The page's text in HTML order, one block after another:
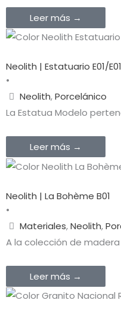
Leer más →
Neolith | Estatuario E01/
•
Neolith,Porcelánico
La Estatua Modelo
Leer más →
Neolith | La Bohème B01
•
Materiales,Neolith,
A la colección de
Leer más →